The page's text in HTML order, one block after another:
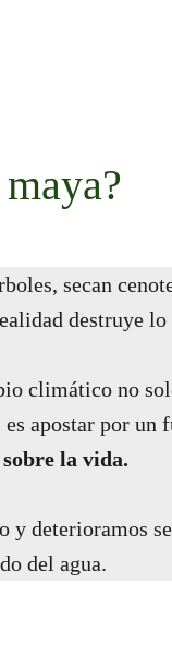
secan
destruye
climático no
apostar por un
la vida.
y deterioramos
del agua.